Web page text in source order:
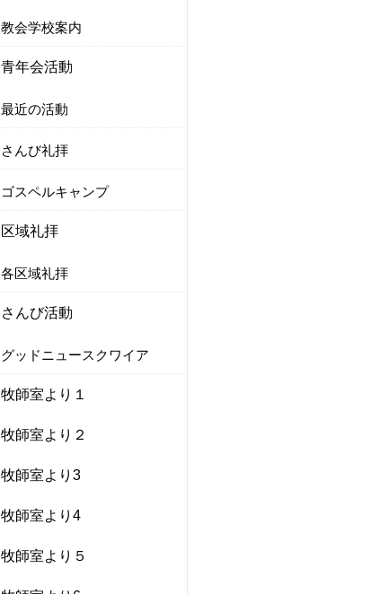
教会学校案内
青年会活動
最近の活動
さんび礼拝
ゴスペルキャンプ
区域礼拝
各区域礼拝
さんび活動
グッドニュースクワイア
牧師室より１
牧師室より２
牧師室より3
牧師室より4
牧師室より５